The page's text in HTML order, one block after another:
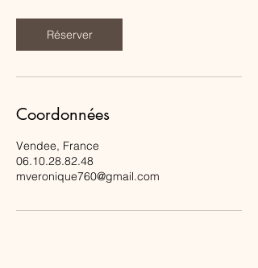
Réserver
Coordonnées
Vendee, France
06.10.28.82.48
mveronique760@gmail.com